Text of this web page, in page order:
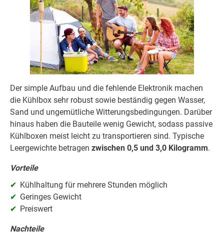
Der simple Aufbau und die fehlende Elektronik machen
die Kühlbox sehr robust sowie beständig gegen Wasser,
Sand und ungemütliche Witterungsbedingungen. Darüber
hinaus haben die Bauteile wenig Gewicht, sodass passive
Kühlboxen meist leicht zu transportieren sind. Typische
Leergewichte betragen zwischen 0,5 und 3,0 Kilogramm.
Vorteile
Kühlhaltung für mehrere Stunden möglich
Geringes Gewicht
Preiswert
Nachteile